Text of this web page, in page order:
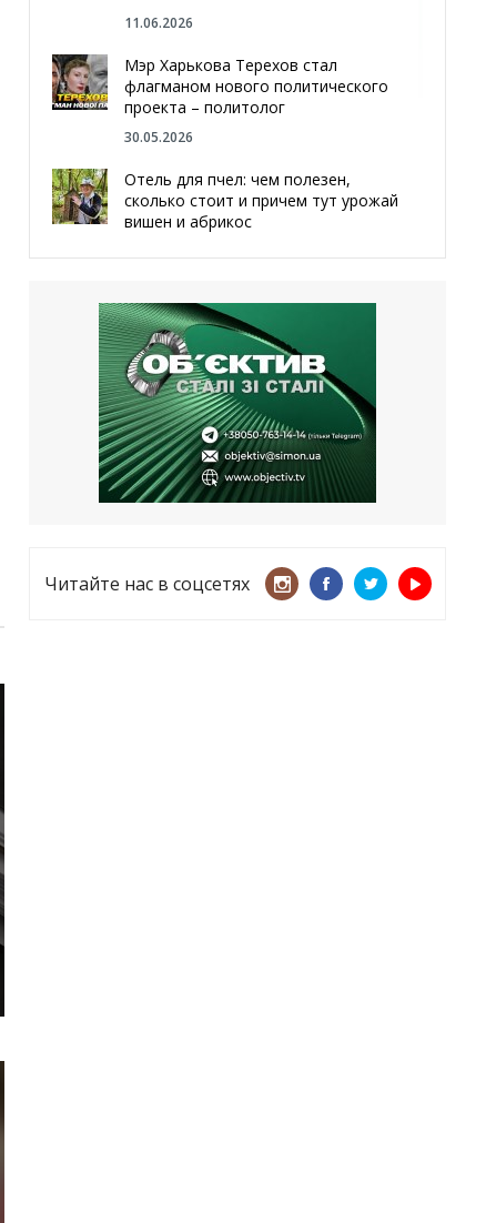
11.06.2026
Мэр Харькова Терехов стал
флагманом нового политического
проекта – политолог
30.05.2026
Отель для пчел: чем полезен,
сколько стоит и причем тут урожай
вишен и абрикос
Чугуева, города, который устоял,
несмотря ни на что
21.05.2026
«ТЦК нарушает закон? Пусть
платят!» Как благодаря штрафу
женщину сняли с учета
15.05.2026
Читайте нас в соцсетях